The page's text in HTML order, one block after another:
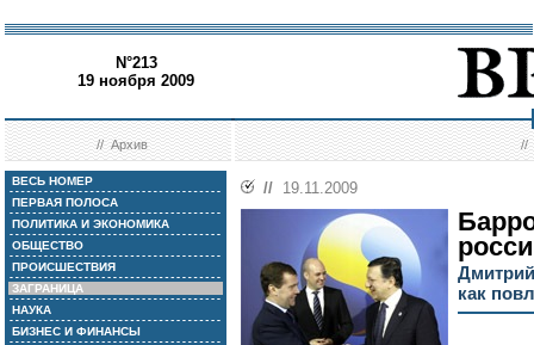
N°213
19 ноября 2009
//Архив //
ВЕСЬ НОМЕР
ПЕРВАЯ ПОЛОСА
ПОЛИТИКА И ЭКОНОМИКА
ОБЩЕСТВО
ПРОИСШЕСТВИЯ
ЗАГРАНИЦА
НАУКА
БИЗНЕС И ФИНАНСЫ
// 19.11.2009
как